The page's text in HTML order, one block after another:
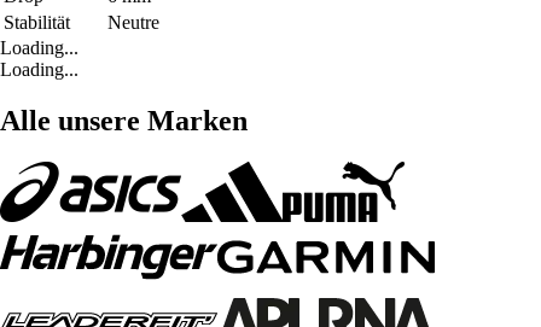
Stabilität
Neutre
Loading...
Loading...
Alle unsere Marken